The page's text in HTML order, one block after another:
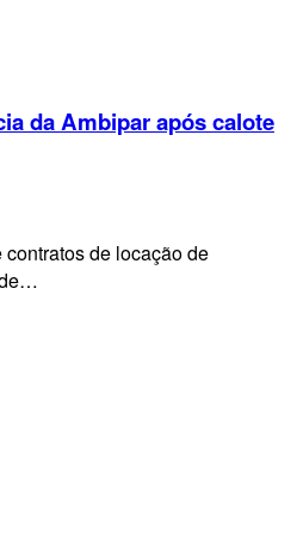
da Ambipar após calote
de locação de